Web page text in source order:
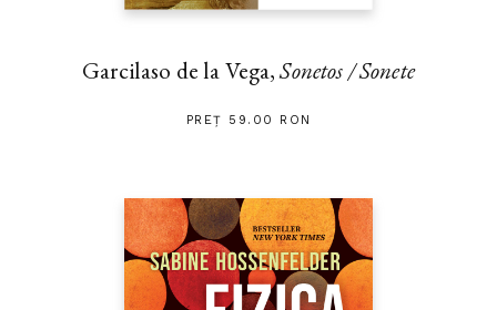
Garcilaso de la Vega,Sonetos / Sonete
PREȚ 59.00 RON